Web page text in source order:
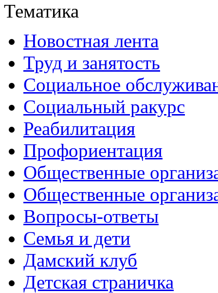
Тематика
Новостная лента
Труд и занятость
Социальное
Социальный ракурс
Реабилитация
Профориентация
Общественные
Общественные
Вопросы-ответы
Семья и дети
Дамский клуб
Детская страничка